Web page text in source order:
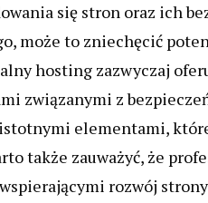
się stron oraz ich
może to zniechęcić
hosting zazwyczaj
związanymi z
elementami,
także zauważyć, że
rozwój